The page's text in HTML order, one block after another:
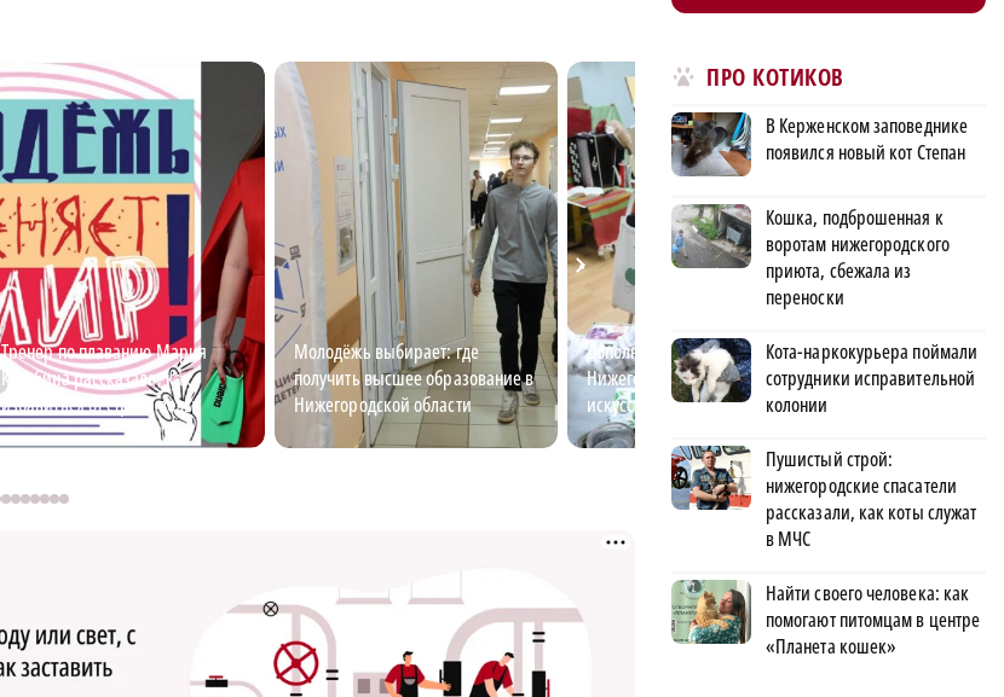
Тренер по плаванию Мария
Кулябина рассказала, как
избавиться от страха воды
Молодёжь выбирает: где
получить высшее образование в
Нижегородской области
Дополнительное образование в
Нижегородской области: наука,
искусство и спорт
Основа
Нижегородская
ПРО КОТИКОВ
В Керженском заповеднике
появился новый кот Степан
Кошка, подброшенная к
воротам нижегородского
приюта, сбежала из
переноски
Кота-наркокурьера поймали
сотрудники исправительной
колонии
Пушистый строй:
нижегородские спасатели
рассказали, как коты служат
в МЧС
Найти своего человека: как
помогают питомцам в центре
«Планета кошек»